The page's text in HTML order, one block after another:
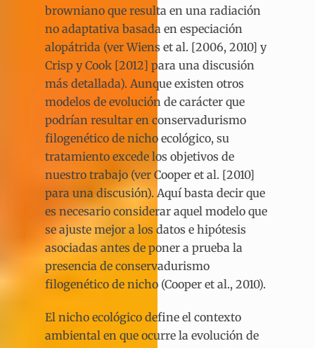
browniano que resulta en una radiación
no adaptativa basada en especiación
alopátrida (ver Wiens et al. [2006, 2010] y
Crisp y Cook [2012] para una discusión
más detallada). Aunque existen otros
modelos de evolución de carácter que
podrían resultar en conservadurismo
filogenético de nicho ecológico, su
tratamiento excede los objetivos de
nuestro trabajo (ver Cooper et al. [2010]
para una discusión). Aquí basta decir que
es necesario considerar aquel modelo que
se ajuste mejor a los datos e hipótesis
asociadas antes de poner a prueba la
presencia de conservadurismo
filogenético de nicho (Cooper et al., 2010).
El nicho ecológico define el contexto
ambiental en que ocurre la evolución de